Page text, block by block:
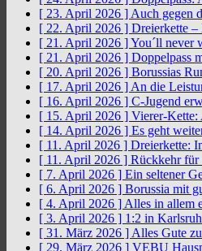
[ 23. April 2026 ] Auch gegen
[ 22. April 2026 ] Dreierkette –
[ 21. April 2026 ]You´ll never
[ 21. April 2026 ] Doppelpass
[ 20. April 2026 ] Borussias
[ 17. April 2026 ] An die
[ 16. April 2026 ] C-Jugend
[ 15. April 2026 ] Vierer-Kette:
[ 14. April 2026 ] Es geht
[ 11. April 2026 ] Dreierkette:
[ 11. April 2026 ] Rückkehr für
[ 7. April 2026 ] Ein seltener
[ 6. April 2026 ] Borussia mit
[ 4. April 2026 ] Alles in allem
[ 3. April 2026 ] 1:2 in
[ 31. März 2026 ] Alles Gute
[ 29. März 2026 ] VEBU